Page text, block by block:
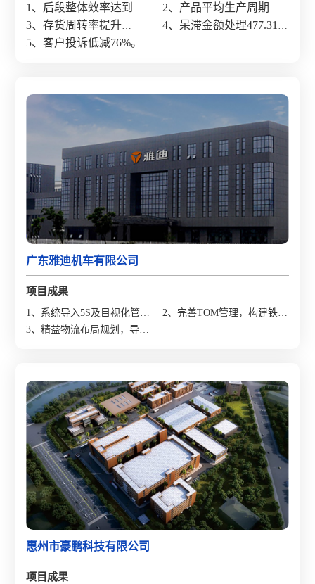
1、 后段整体效率达到
23.8%;
2、产品平均生产周期缩
短40.5%;
3、存货周转率提升
61.1%;
4、呆滞金额处理477.31
5、客户投诉低减76%。
广东雅迪机车有限公司
项目成果
1、系统导入5S及目视化管
理，打造随时可参观的现
2、完善TOM管理，构建铁三
3、精益物流布局规划，导入
惠州市豪鹏科技有限公司
项目成果